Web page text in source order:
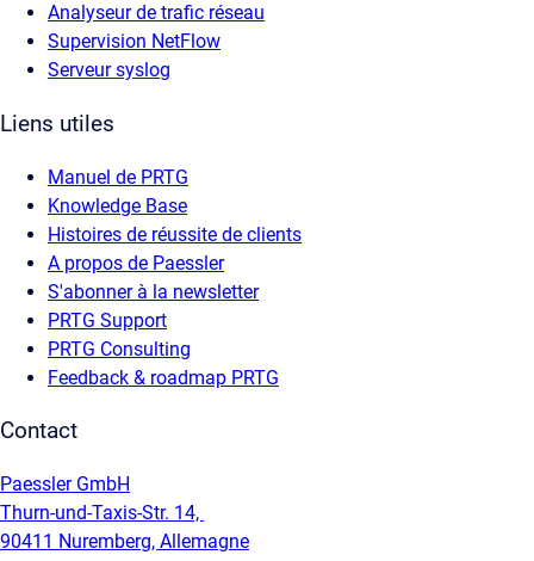
Analyseur de trafic réseau
Supervision NetFlow
Serveur syslog
Liens utiles
Manuel de PRTG
Knowledge Base
Histoires de réussite de clients
A propos de Paessler
S'abonner à la newsletter
PRTG Support
PRTG Consulting
Feedback & roadmap PRTG
Contact
Paessler GmbH
Thurn-und-Taxis-Str. 14,
90411 Nuremberg, Allemagne